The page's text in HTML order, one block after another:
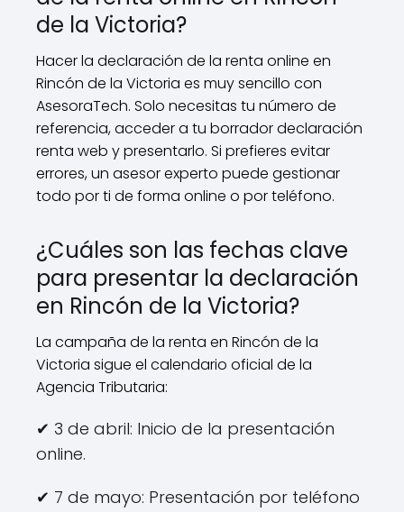
de la Victoria?
Hacer la declaración de la renta online en
Rincón de la Victoria es muy sencillo con
AsesoraTech. Solo necesitas tu número de
referencia, acceder a tu borrador declaración
renta web y presentarlo. Si prefieres evitar
errores, un asesor experto puede gestionar
todo por ti de forma online o por teléfono.
¿Cuáles son las fechas clave
para presentar la declaración
en Rincón de la Victoria?
La campaña de la renta en Rincón de la
Victoria sigue el calendario oficial de la
Agencia Tributaria:
✔ 3 de abril: Inicio de la presentación
online.
✔ 7 de mayo: Presentación por teléfono